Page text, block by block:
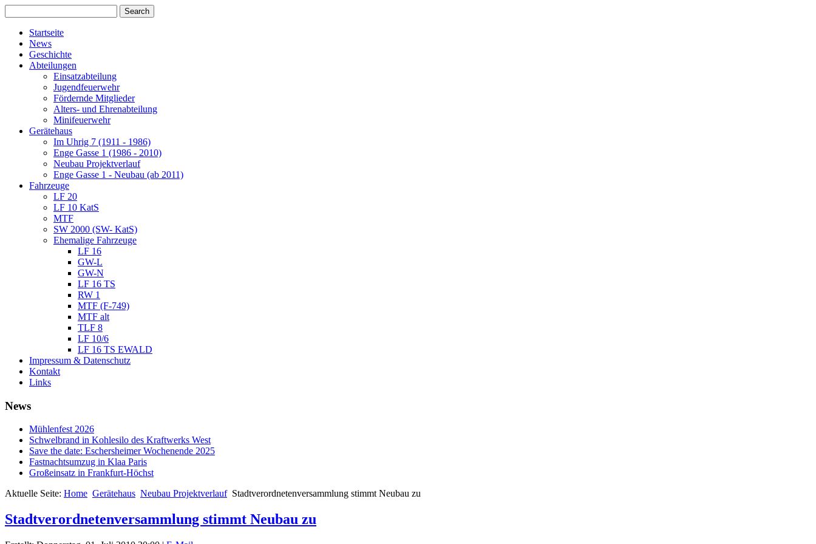
Startseite
News
Geschichte
Abteilungen
Einsatzabteilung
Jugendfeuerwehr
Fördernde Mitglieder
Alters- und Ehrenabteilung
Minifeuerwehr
Gerätehaus
Im Uhrig 7 (1911 - 1986)
Enge Gasse 1 (1986 - 2010)
Neubau Projektverlauf
Enge Gasse 1 - Neubau (ab 2011)
Fahrzeuge
LF 20
LF 10 KatS
MTF
SW 2000 (SW- KatS)
Ehemalige Fahrzeuge
LF 16
GW-L
GW-N
LF 16 TS
RW 1
MTF (F-749)
MTF alt
TLF 8
LF 10/6
LF 16 TS EWALD
Impressum & Datenschutz
Kontakt
Links
News
Mühlenfest 2026
Schwelbrand in Kohlesilo des Kraftwerks West
Save the date: Eschersheimer Wochenende 2025
Fastnachtsumzug in Klaa Paris
Großeinsatz in Frankfurt-Höchst
Aktuelle Seite: Home Gerätehaus Neubau Projektverlauf Stadtverordnetenversammlung stimmt Neubau zu
Stadtverordnetenversammlung stimmt Neubau zu